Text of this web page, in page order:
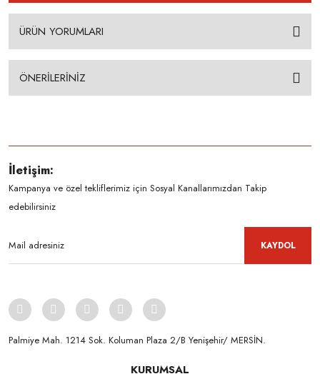
ÜRÜN YORUMLARI
ÖNERİLERİNİZ
İletişim:
Kampanya ve özel tekliflerimiz için Sosyal Kanallarımızdan Takip
edebilirsiniz
KAYDOL
Palmiye Mah. 1214 Sok. Koluman Plaza 2/B Yenişehir/ MERSİN.ㅤㅤㅤㅤㅤㅤㅤㅤㅤㅤㅤㅤㅤㅤㅤㅤㅤㅤㅤㅤㅤㅤㅤㅤㅤㅤㅤㅤㅤㅤㅤㅤㅤㅤㅤ ㅤㅤㅤㅤㅤㅤㅤㅤㅤㅤ
KURUMSAL